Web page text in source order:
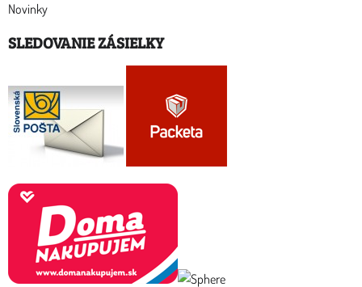
Novinky
SLEDOVANIE ZÁSIELKY